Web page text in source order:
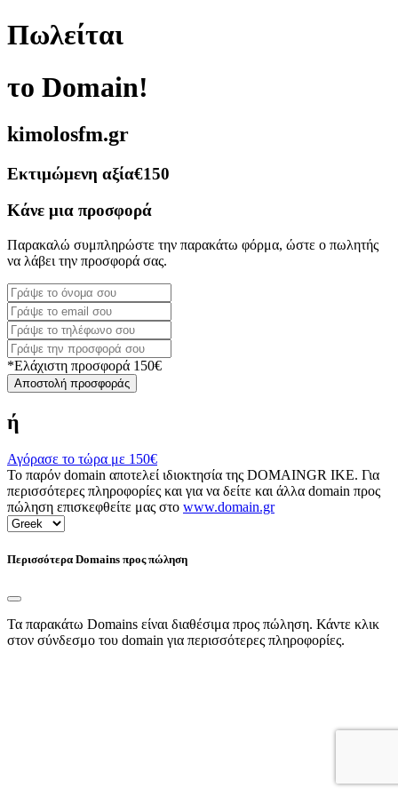
Πωλείται
το Domain!
kimolosfm.gr
Εκτιμώμενη αξία€150
Κάνε μια προσφορά
Παρακαλώ συμπληρώστε την παρακάτω φόρμα, ώστε ο πωλητής
να λάβει την προσφορά σας.
*Ελάχιστη προσφορά 150€
Αποστολή προσφοράς
ή
Αγόρασε το τώρα με 150€
Το παρόν domain αποτελεί ιδιοκτησία της DOMAINGR ΙΚΕ. Για
περισσότερες πληροφορίες και για να δείτε και άλλα domain προς
πώληση επισκεφθείτε μας στο www.domain.gr
Περισσότερα Domains προς πώληση
Τα παρακάτω Domains είναι διαθέσιμα προς πώληση. Κάντε κλικ
στον σύνδεσμο του domain για περισσότερες πληροφορίες.